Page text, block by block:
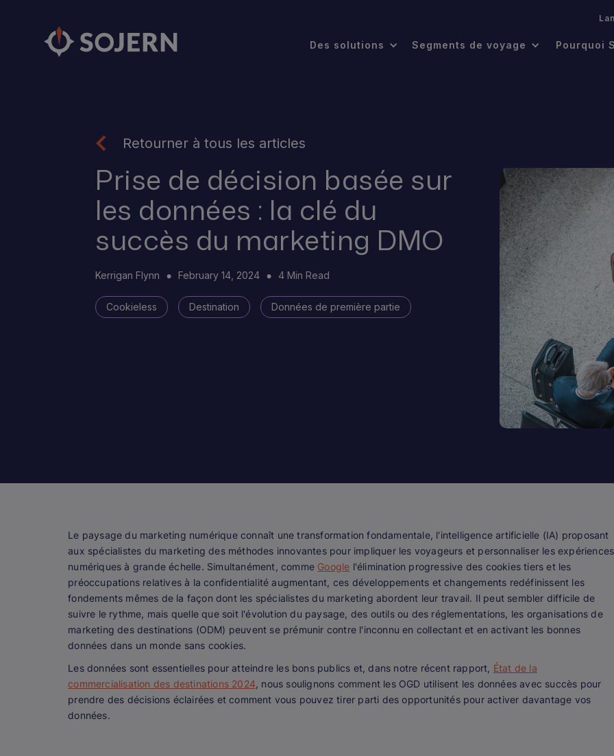
Des solutions Segments de voyage Pourquoi
Retourner à tous les articles
Prise de décision basée sur
les données : la clé du
succès du marketing DMO
Kerrigan Flynn February 14, 2024 4 Min Read
Cookieless Destination Données de première partie
Le paysage du marketing numérique connaît une transformation fondamentale, l'intelligence artificielle (IA) proposant
aux spécialistes du marketing des méthodes innovantes pour impliquer les voyageurs et personnaliser les expériences
numériques à grande échelle. Simultanément, comme Google l'élimination progressive des cookies tiers et les
préoccupations relatives à la confidentialité augmentant, ces développements et changements redéfinissent les
fondements mêmes de la façon dont les spécialistes du marketing abordent leur travail. Il peut sembler difficile de
suivre le rythme, mais quelle que soit l'évolution du paysage, des outils ou des réglementations, les organisations de
marketing des destinations (ODM) peuvent se prémunir contre l'inconnu en collectant et en activant les bonnes
données dans un monde sans cookies.
Les données sont essentielles pour atteindre les bons publics et, dans notre récent rapport, État de la
commercialisation des destinations 2024, nous soulignons comment les OGD utilisent les données avec succès pour
prendre des décisions éclairées et comment vous pouvez tirer parti des opportunités pour activer davantage vos
données.